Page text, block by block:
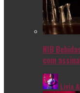
NIB
com
Livia